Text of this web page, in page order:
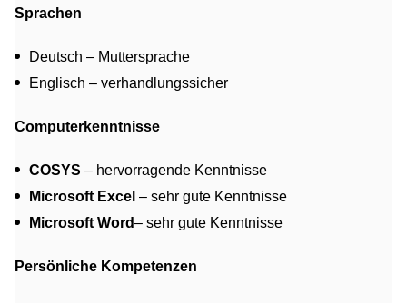
Sprachen
Deutsch – Muttersprache
Englisch – verhandlungssicher
Computerkenntnisse
COSYS – hervorragende Kenntnisse
Microsoft Excel – sehr gute Kenntnisse
Microsoft Word– sehr gute Kenntnisse
Persönliche Kompetenzen